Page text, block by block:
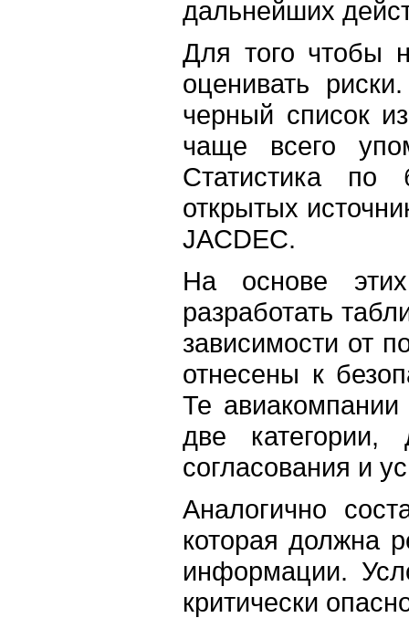
дальнейших
Для того чтобы
оценивать
черный список
чаще всего
Статистика по
открытых
JACDEC.
На основе
разработать
зависимости от
отнесены к
Те
две категории,
согласования и
Аналогично
которая должна
информации.
критически